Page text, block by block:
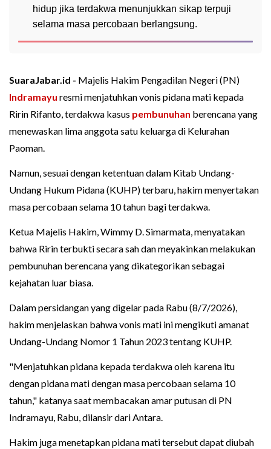
hidup jika terdakwa menunjukkan sikap terpuji
selama masa percobaan berlangsung.
SuaraJabar.id - Majelis Hakim Pengadilan Negeri (PN)
Indramayu resmi menjatuhkan vonis pidana mati kepada
Ririn Rifanto, terdakwa kasus pembunuhan berencana yang
menewaskan lima anggota satu keluarga di Kelurahan
Paoman.
Namun, sesuai dengan ketentuan dalam Kitab Undang-
Undang Hukum Pidana (KUHP) terbaru, hakim menyertakan
masa percobaan selama 10 tahun bagi terdakwa.
Ketua Majelis Hakim, Wimmy D. Simarmata, menyatakan
bahwa Ririn terbukti secara sah dan meyakinkan melakukan
pembunuhan berencana yang dikategorikan sebagai
kejahatan luar biasa.
Dalam persidangan yang digelar pada Rabu (8/7/2026),
hakim menjelaskan bahwa vonis mati ini mengikuti amanat
Undang-Undang Nomor 1 Tahun 2023 tentang KUHP.
"Menjatuhkan pidana kepada terdakwa oleh karena itu
dengan pidana mati dengan masa percobaan selama 10
tahun," katanya saat membacakan amar putusan di PN
Indramayu, Rabu, dilansir dari Antara.
Hakim juga menetapkan pidana mati tersebut dapat diubah